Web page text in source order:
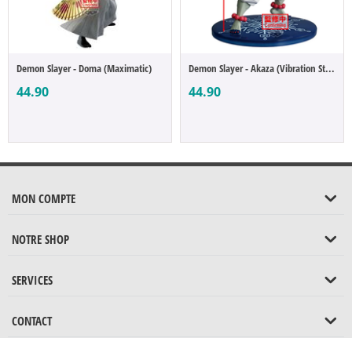
Demon Slayer - Doma (Maximatic)
44.90
Demon Slayer - Akaza (Vibration Stars)
44.90
MON COMPTE
NOTRE SHOP
SERVICES
CONTACT